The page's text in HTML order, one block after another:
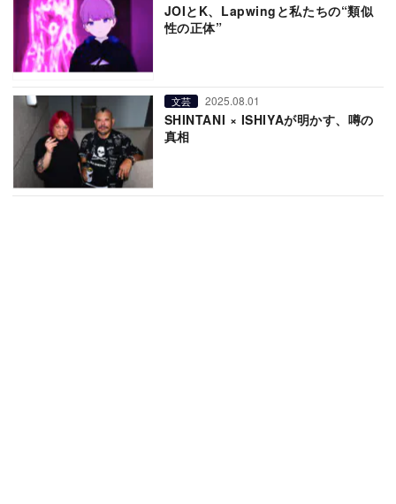
JOIとK、Lapwingと私たちの“類似
性の正体”
文芸 2025.08.01
SHINTANI × ISHIYAが明かす、噂の
真相